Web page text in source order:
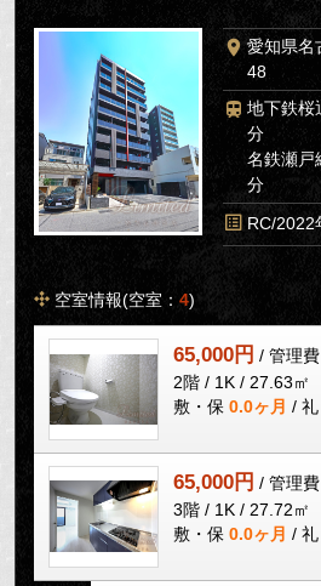
愛知県名
48
地下鉄桜
分
名鉄瀬戸
分
RC/2022
空室情報(空室：4)
65,000円 / 管理
2階 / 1K / 27.63㎡
敷・保 0.0ヶ月 / 礼
65,000円 / 管理
3階 / 1K / 27.72㎡
敷・保 0.0ヶ月 / 礼